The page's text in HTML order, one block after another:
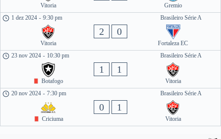
Vitoria
Gremio
Brasileiro Série A
1 dez 2024 - 9:30 pm
Vitoria
2 0
Fortaleza EC
Brasileiro Série A
23 nov 2024 - 10:30 pm
Botafogo
1 1
Vitoria
Brasileiro Série A
20 nov 2024 - 7:30 pm
Criciuma
0 1
Vitoria